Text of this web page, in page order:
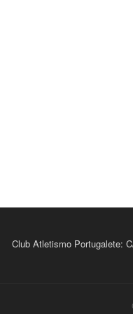
Club Atletismo Portugalete: